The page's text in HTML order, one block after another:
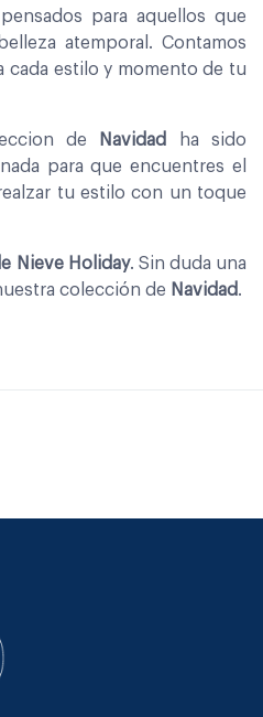
para aquellos que
atemporal. Contamos
cada estilo y momento de tu
de Navidad
ha sido
para que encuentres el
tu estilo con un toque
Nieve Holiday. Sin duda una
colección de Navidad.